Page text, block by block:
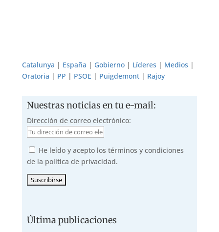
Catalunya | España | Gobierno| Líderes | Medios |
Oratoria | PP | PSOE | Puigdemont| Rajoy
Nuestras noticias en tu e-mail:
Dirección de correo electrónico:
He leído y acepto los términos y condiciones
de la política de privacidad.
Última publicaciones